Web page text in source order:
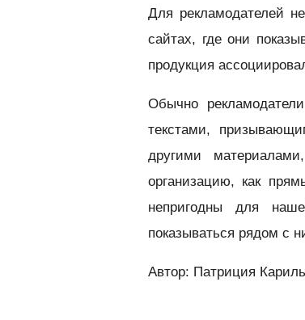
Для рекламодателей
сайтах, где они
продукция
Обычно
текстами,
другими
организацию, как
непригодны для
показываться рядом с
Автор: Патриция